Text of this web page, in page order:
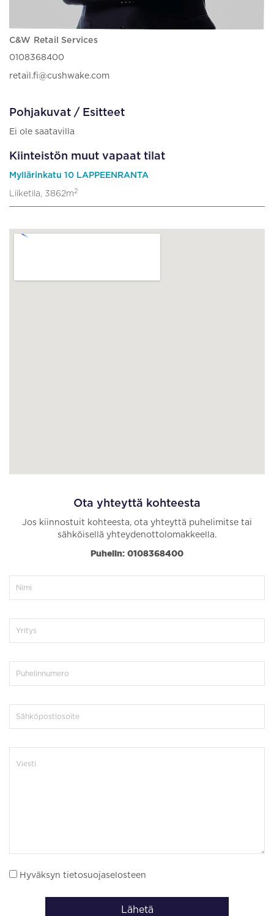
C&W Retail Services
0108368400
retail.fi@cushwake.com
Pohjakuvat / Esitteet
Ei ole saatavilla
Kiinteistön muut vapaat tilat
Myllärinkatu 10 LAPPEENRANTA
Liiketila, 3862m 2
Ota yhteyttä kohteesta
Jos kiinnostuit kohteesta, ota yhteyttä puhelimitse tai
sähköisellä yhteydenottolomakkeella.
Puhelin: 0108368400
Hyväksyn tietosuojaselosteen
Lähetä